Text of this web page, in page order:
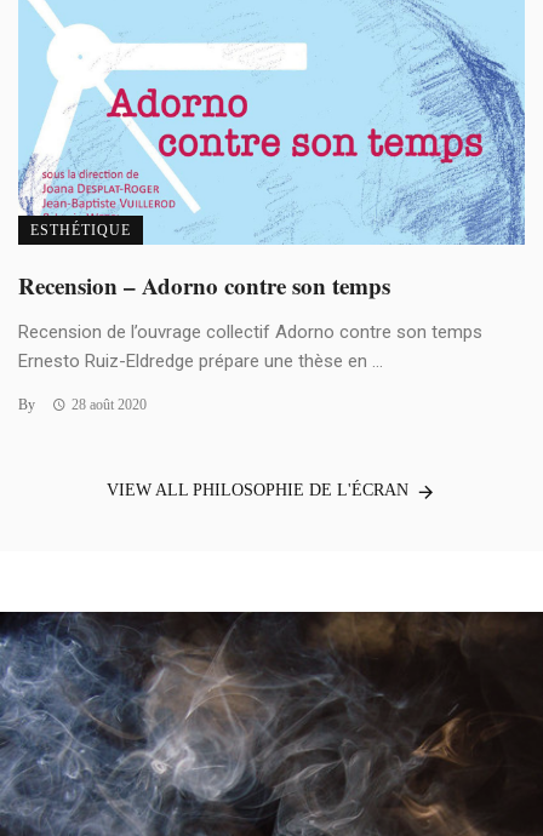
ESTHÉTIQUE
Recension – Adorno contre son temps
Recension de l’ouvrage collectif Adorno contre son temps
Ernesto Ruiz-Eldredge prépare une thèse en ...
By 28 août 2020
VIEW ALL PHILOSOPHIE DE L'ÉCRAN